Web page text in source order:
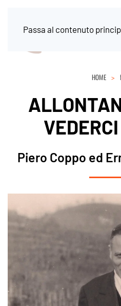
Passa al contenuto
HOME
Piero Coppo ed